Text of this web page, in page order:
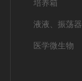
培养箱
液液、振荡器
医学微生物